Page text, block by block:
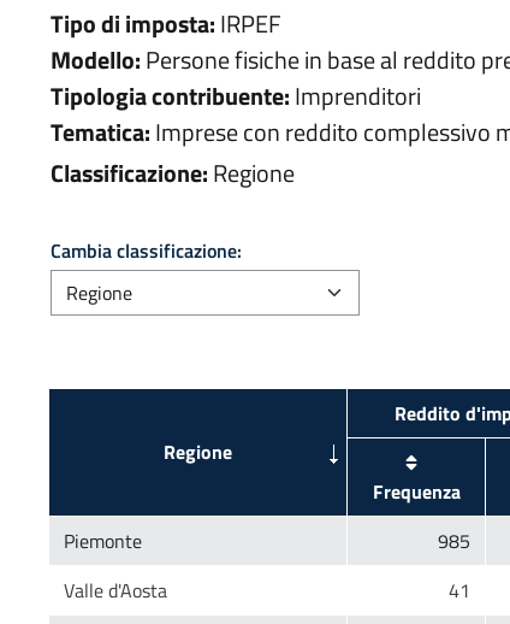
Tipo di imposta:IRPEF
Modello:Persone fisiche in base al reddito
Tipologia contribuente:Imprenditori
Tematica:Imprese con reddito complessivo
Classificazione:Regione
Cambia classificazione: